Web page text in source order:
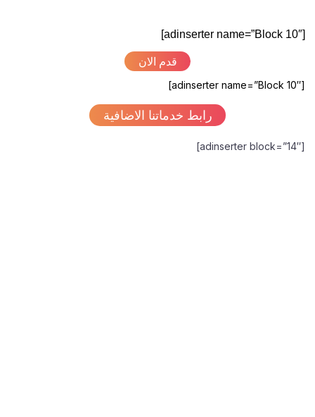
[adinserter name=”Block 10″]
قدم الان
[adinserter name=”Block 10″]
رابط خدماتنا الاضافية
[adinserter block=”14″]